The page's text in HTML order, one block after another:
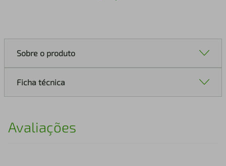
Sobre o produto
Ficha técnica
Avaliações